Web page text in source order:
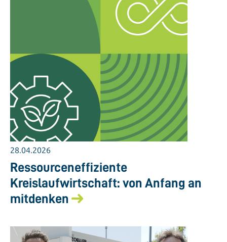
28.04.2026
Ressourceneffiziente
Kreislaufwirtschaft: von Anfang an
mitdenken